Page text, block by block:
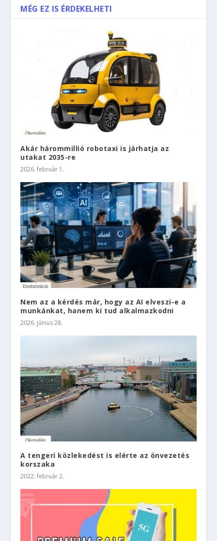
MÉG EZ IS ÉRDEKELHETI
Akár hárommillió robotaxi is járhatja az
utakat 2035-re
2026. február 1.
Nem az a kérdés már, hogy az AI elveszi-e a
munkánkat, hanem ki tud alkalmazkodni
2026. június 28.
A tengeri közlekedést is elérte az önvezetés
korszaka
2022. február 2.